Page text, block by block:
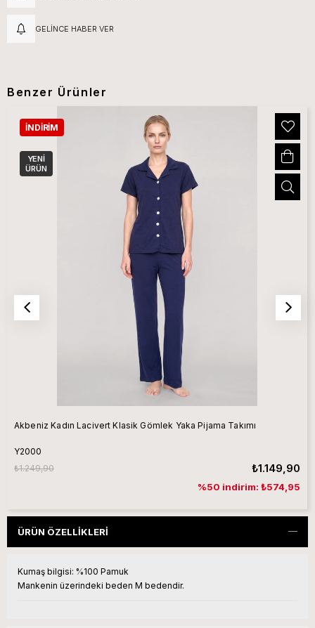
GELINCE HABER VER
Benzer Ürünler
Akbeniz Kadın Lacivert Klasik Gömlek Yaka Pijama Takımı
Y2000
₺1.149,90
₺1.249,90
%50 indirim: ₺574,95
İNDIRIM
YENI
ÜRÜN
ÜRÜN ÖZELLIKLERI
Kumaş bilgisi: %100 Pamuk
Mankenin üzerindeki beden M bedendir.